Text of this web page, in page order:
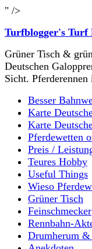
" />
Turfblogger's Turf
Grüner Tisch &
Deutschen
Sicht.
Besser
Karte
Karte
Pferdewetten
Preis /
Teures Hobby
Useful Things
Wieso
Grüner Tisch
Feinschmecker
Rennbahn-
Drumherum &